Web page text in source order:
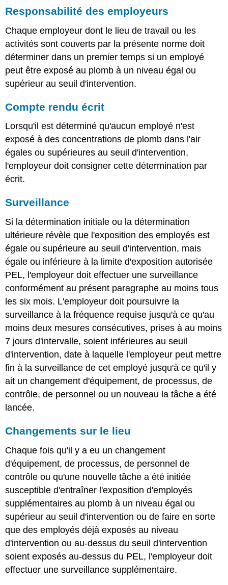
Responsabilité des employeurs
Chaque employeur dont le lieu de travail ou les
activités sont couverts par la présente norme doit
déterminer dans un premier temps si un employé
peut être exposé au plomb à un niveau égal ou
supérieur au seuil d'intervention.
Compte rendu écrit
Lorsqu'il est déterminé qu'aucun employé n'est
exposé à des concentrations de plomb dans l'air
égales ou supérieures au seuil d'intervention,
l'employeur doit consigner cette détermination par
écrit.
Surveillance
Si la détermination initiale ou la détermination
ultérieure révèle que l'exposition des employés est
égale ou supérieure au seuil d'intervention, mais
égale ou inférieure à la limite d'exposition autorisée
PEL, l'employeur doit effectuer une surveillance
conformément au présent paragraphe au moins tous
les six mois. L'employeur doit poursuivre la
surveillance à la fréquence requise jusqu'à ce qu'au
moins deux mesures consécutives, prises à au moins
7 jours d'intervalle, soient inférieures au seuil
d'intervention, date à laquelle l'employeur peut mettre
fin à la surveillance de cet employé jusqu'à ce qu'il y
ait un changement d'équipement, de processus, de
contrôle, de personnel ou un nouveau la tâche a été
lancée.
Changements sur le lieu
Chaque fois qu'il y a eu un changement
d'équipement, de processus, de personnel de
contrôle ou qu'une nouvelle tâche a été initiée
susceptible d'entraîner l'exposition d'employés
supplémentaires au plomb à un niveau égal ou
supérieur au seuil d'intervention ou de faire en sorte
que des employés déjà exposés au niveau
d'intervention ou au-dessus du seuil d'intervention
soient exposés au-dessus du PEL, l'employeur doit
effectuer une surveillance supplémentaire.